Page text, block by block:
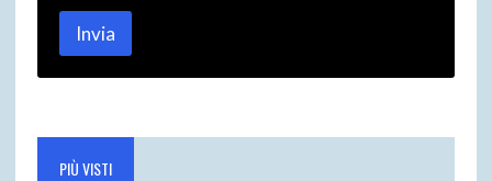
Invia
PIÙ VISTI